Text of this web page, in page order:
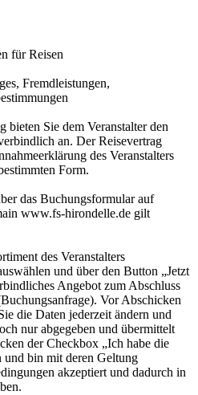
für Reisen
Fremdleistungen,
bieten Sie dem Veranstalter den
an. Der Reisevertrag
des Veranstalters
Form.
das Buchungsformular auf
www.fs-hirondelle.de gilt
des Veranstalters
und über den Button „Jetzt
Angebot zum Abschluss
Vor Abschicken
die Daten jederzeit ändern und
nur abgegeben und übermittelt
der Checkbox „Ich habe die
und bin mit deren Geltung
akzeptiert und dadurch in